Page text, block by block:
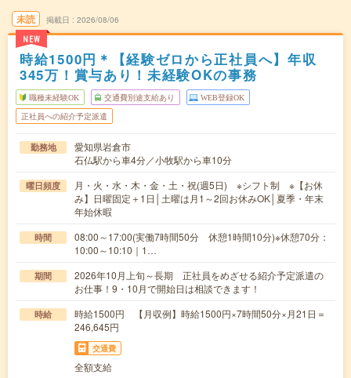
未読
NEW
掲載日 2026/08/06
時給1500円＊【経験ゼロから正社員へ】年収
345万！賞与あり！未経験OKの事務
職種未経験OK 交通費別途支給あり WEB登録OK
正社員への紹介予定派遣
勤務地
愛知県岩倉市
石仏駅から車4分／小牧駅から車10分
曜日頻度
月・火・水・木・金・土・祝(週5日) ※シフト制 ※【お休
み】日曜固定＋1日│土曜は月1～2回お休みOK│夏季・年末
年始休暇
時間
08:00～17:00(実働7時間50分 休憩1時間10分)※休憩70分：
10:00～10:10｜1…
期間
2026年10月上旬～長期 正社員をめざせる紹介予定派遣の
お仕事！9・10月で開始日は相談できます！
時給
時給1500円 【月収例】時給1500円×7時間50分×月21日＝
246,645円
交通費
全額支給